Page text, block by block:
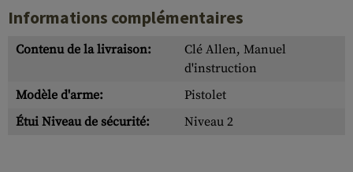
Informations complémentaires
Contenu de la livraison:
Clé Allen, Manuel
d'instruction
Modèle d'arme:
Pistolet
Étui Niveau de sécurité:
Niveau 2